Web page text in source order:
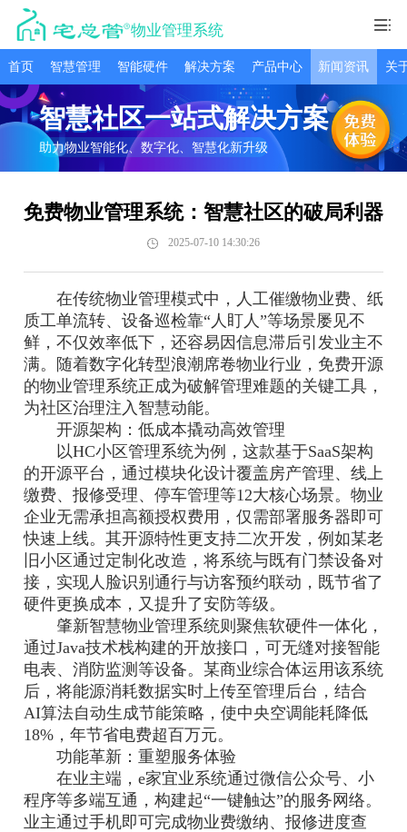
物业管理系统
首页 智慧管理 智能硬件 解决方案 产品中心 新闻资讯 关
智慧社区一站式解决方案
助力物业智能化、数字化、智慧化新升级
免费物业管理系统：智慧社区的破局利器
2025-07-10 14:30:26
在传统物业管理模式中，人工催缴物业费、纸
质工单流转、设备巡检靠“人盯人”等场景屡见不
鲜，不仅效率低下，还容易因信息滞后引发业主不
满。随着数字化转型浪潮席卷物业行业，免费开源
的物业管理系统正成为破解管理难题的关键工具，
为社区治理注入智慧动能。
开源架构：低成本撬动高效管理
以HC小区管理系统为例，这款基于SaaS架构
的开源平台，通过模块化设计覆盖房产管理、线上
缴费、报修受理、停车管理等12大核心场景。物业
企业无需承担高额授权费用，仅需部署服务器即可
快速上线。其开源特性更支持二次开发，例如某老
旧小区通过定制化改造，将系统与既有门禁设备对
接，实现人脸识别通行与访客预约联动，既节省了
硬件更换成本，又提升了安防等级。
肇新智慧物业管理系统则聚焦软硬件一体化，
通过Java技术栈构建的开放接口，可无缝对接智能
电表、消防监测等设备。某商业综合体运用该系统
后，将能源消耗数据实时上传至管理后台，结合
AI算法自动生成节能策略，使中央空调能耗降低
18%，年节省电费超百万元。
功能革新：重塑服务体验
在业主端，e家宜业系统通过微信公众号、小
程序等多端互通，构建起“一键触达”的服务网络。
业主通过手机即可完成物业费缴纳、报修进度查